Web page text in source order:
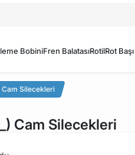
BobiniFren BalatasıRotilRot Başı
Cam Silecekleri
Cam Silecekleri